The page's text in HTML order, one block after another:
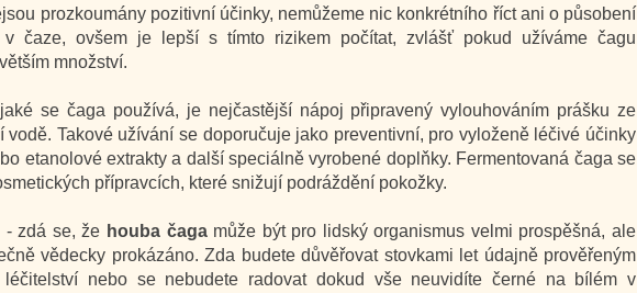
prozkoumány pozitivní účinky, nemůžeme nic konkrétního říct ani o působení
v čaze, ovšem je lepší s tímto rizikem počítat, zvlášť pokud užíváme čagu
množství.
se čaga používá, je nejčastější nápoj připravený vylouhováním prášku ze
vodě. Takové užívání se doporučuje jako preventivní, pro vyloženě léčivé účinky
etanolové extrakty a další speciálně vyrobené doplňky. Fermentovaná čaga se
přípravcích, které snižují podráždění pokožky.
- zdá se, že houba čagamůže být pro lidský organismus velmi prospěšná, ale
vědecky prokázáno. Zda budete důvěřovat stovkami let údajně prověřeným
léčitelství nebo se nebudete radovat dokud vše neuvidíte černé na bílém v